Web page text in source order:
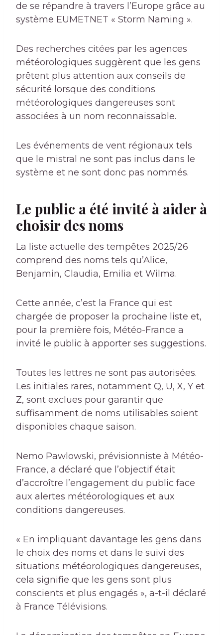
de se répandre à travers l’Europe grâce au
système EUMETNET « Storm Naming ».
Des recherches citées par les agences
météorologiques suggèrent que les gens
prêtent plus attention aux conseils de
sécurité lorsque des conditions
météorologiques dangereuses sont
associées à un nom reconnaissable.
Les événements de vent régionaux tels
que le mistral ne sont pas inclus dans le
système et ne sont donc pas nommés.
Le public a été invité à aider à
choisir des noms
La liste actuelle des tempêtes 2025/26
comprend des noms tels qu’Alice,
Benjamin, Claudia, Emilia et Wilma.
Cette année, c’est la France qui est
chargée de proposer la prochaine liste et,
pour la première fois, Météo-France a
invité le public à apporter ses suggestions.
Toutes les lettres ne sont pas autorisées.
Les initiales rares, notamment Q, U, X, Y et
Z, sont exclues pour garantir que
suffisamment de noms utilisables soient
disponibles chaque saison.
Nemo Pawlowski, prévisionniste à Météo-
France, a déclaré que l’objectif était
d’accroître l’engagement du public face
aux alertes météorologiques et aux
conditions dangereuses.
« En impliquant davantage les gens dans
le choix des noms et dans le suivi des
situations météorologiques dangereuses,
cela signifie que les gens sont plus
conscients et plus engagés », a-t-il déclaré
à France Télévisions.